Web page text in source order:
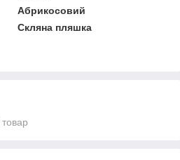
Абрикосовий
Скляна пляшка